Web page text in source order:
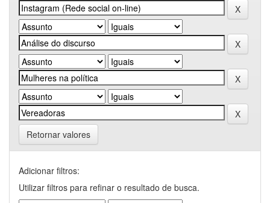
Retornar valores
Adicionar filtros:
Utilizar filtros para refinar o resultado de busca.